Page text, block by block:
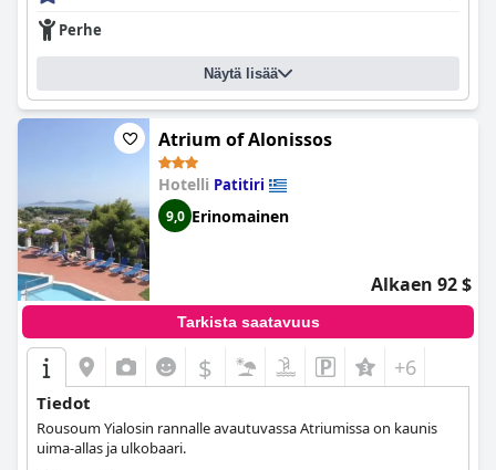
pysäköintitilaa.
runsaan aamiaisen rauhallisella ilmapiirillään, moitteettomalla
siisteydellään, upealla merinäköalallaan, ystävällisellä
henkilökunnallaan ja upealla suolaisella uima-altaallaan. Se on
ihanteellinen valinta niille, jotka arvostavat
pysäköintimukavuutta yhdistettynä poikkeuksellisiin
Perhe
Näytä lisää
Atrium of Alonissos
Hotelli Patitiri
9,0 Erinomainen
Alkaen 92 $
Tarkista saatavuus
$ +6
Tiedot
Rousoum Yialosin rannalle avautuvassa Atriumissa on kaunis
uima-allas ja ulkobaari.